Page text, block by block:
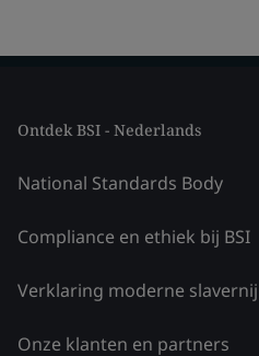
Ontdek BSI - Nederlands
National Standards Body
Compliance en ethiek bij BSI
Verklaring moderne slavernij
Onze klanten en partners